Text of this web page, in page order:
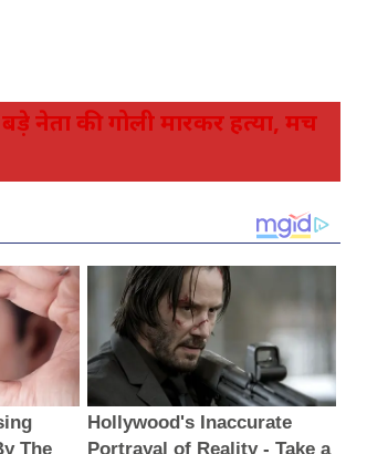
नेता की गोली मारकर हत्या, मच